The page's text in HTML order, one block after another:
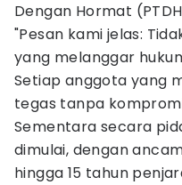
Dengan Hormat
"Pesan kami jelas:
yang melanggar
Setiap anggota yang
tegas tanpa
Sementara secara
dimulai, dengan
hingga 15 tahun